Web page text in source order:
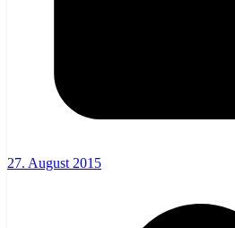
27. August 2015